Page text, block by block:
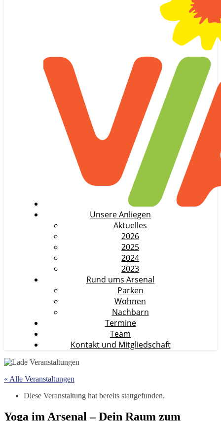
Unsere Anliegen
Aktuelles
2026
2025
2024
2023
Rund ums Arsenal
Parken
Wohnen
Nachbarn
Termine
Team
Kontakt und Mitgliedschaft
« Alle Veranstaltungen
Diese Veranstaltung hat bereits stattgefunden.
Yoga im Arsenal – Dein Raum zum